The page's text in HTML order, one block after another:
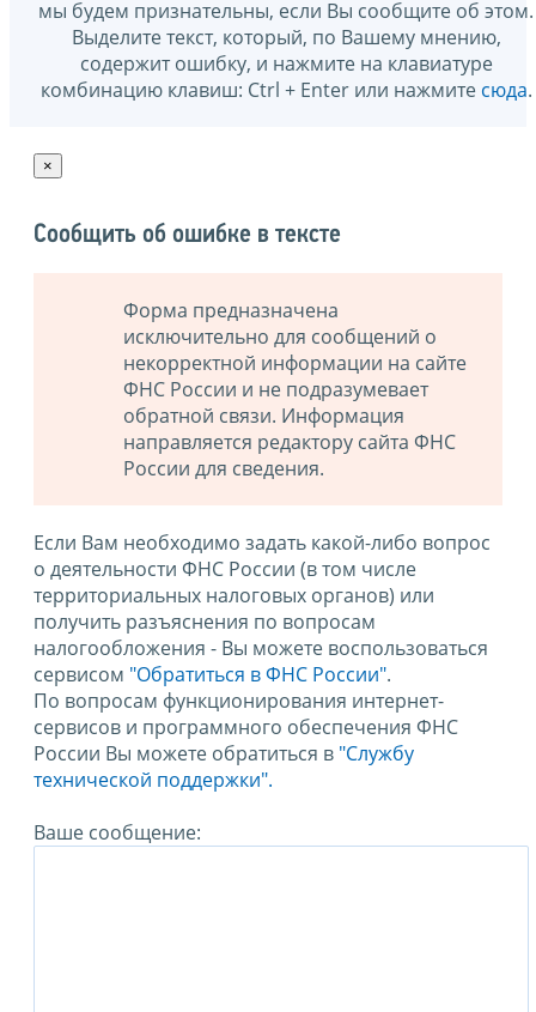
мы будем признательны, если Вы сообщите об этом.
Выделите текст, который, по Вашему мнению,
содержит ошибку, и нажмите на клавиатуре
комбинацию клавиш: Ctrl + Enter или нажмите сюда.
×
Сообщить об ошибке в тексте
Форма предназначена
исключительно для сообщений о
некорректной информации на сайте
ФНС России и не подразумевает
обратной связи. Информация
направляется редактору сайта ФНС
России для сведения.
Если Вам необходимо задать какой-либо вопрос
о деятельности ФНС России (в том числе
территориальных налоговых органов) или
получить разъяснения по вопросам
налогообложения - Вы можете воспользоваться
сервисом "Обратиться в ФНС России".
По вопросам функционирования интернет-
сервисов и программного обеспечения ФНС
России Вы можете обратиться в "Службу
технической поддержки".
Ваше сообщение: